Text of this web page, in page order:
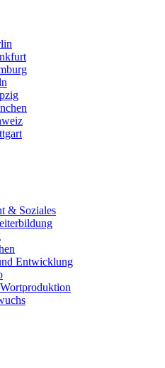
& Soziales
Entwicklung